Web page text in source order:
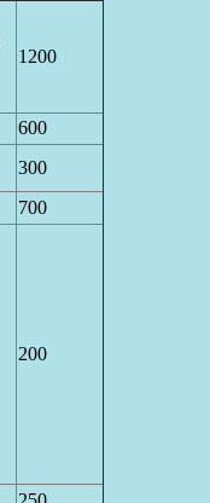
1200
600
300
700
200